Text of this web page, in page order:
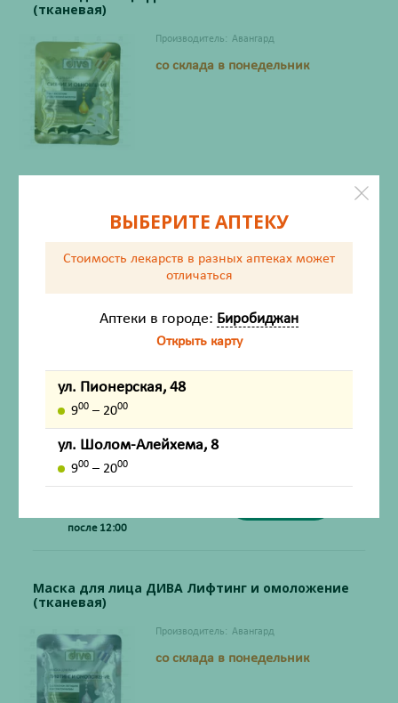
(тканевая)
Производитель: Авангард
со склада в понедельник
Соберём во вторник
после 12:00
Маска для лица ДИВА Защита и укрепление
Производитель:
52₽
после 12:00
Маска для лица ДИВА Лифтинг и омоложение
(тканевая)
Производитель: Авангард
со склада в понедельник
ВЫБЕРИТЕ АПТЕКУ
Стоимость лекарств в разных аптеках может
отличаться
Аптеки в городе: Биробиджан
Открыть карту
ул. Пионерская, 48
900 – 2000
ул. Шолом-Алейхема, 8
900 – 2000